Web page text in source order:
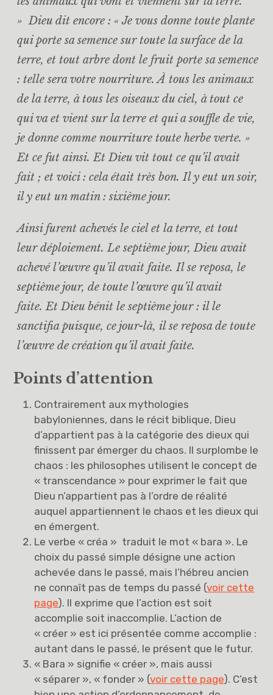
» Dieu dit encore : « Je vous donne toute plante
qui porte sa semence sur toute la surface de la
terre, et tout arbre dont le fruit porte sa semence
: telle sera votre nourriture. À tous les animaux
de la terre, à tous les oiseaux du ciel, à tout ce
qui va et vient sur la terre et qui a souffle de vie,
je donne comme nourriture toute herbe verte. »
Et ce fut ainsi. Et Dieu vit tout ce qu’il avait
fait ; et voici : cela était très bon. Il y eut un soir,
il y eut un matin : sixième jour.
Ainsi furent achevés le ciel et la terre, et tout
leur déploiement. Le septième jour, Dieu avait
achevé l’œuvre qu’il avait faite. Il se reposa, le
septième jour, de toute l’œuvre qu’il avait
faite. Et Dieu bénit le septième jour : il le
sanctifia puisque, ce jour-là, il se reposa de toute
l’œuvre de création qu’il avait faite.
Points d’attention
Contrairement aux mythologies
babyloniennes, dans le récit biblique, Dieu
d’appartient pas à la catégorie des dieux qui
finissent par émerger du chaos. Il surplombe le
chaos : les philosophes utilisent le concept de
« transcendance » pour exprimer le fait que
Dieu n’appartient pas à l’ordre de réalité
auquel appartiennent le chaos et les dieux qui
en émergent.
Le verbe « créa » traduit le mot « bara ». Le
choix du passé simple désigne une action
achevée dans le passé, mais l’hébreu ancien
ne connaît pas de temps du passé (voir cette
page). Il exprime que l’action est soit
accomplie soit inaccomplie. L’action de
« créer » est ici présentée comme accomplie :
autant dans le passé, le présent que le futur.
« Bara » signifie « créer », mais aussi
« séparer », « fonder » (voir cette page). C’est